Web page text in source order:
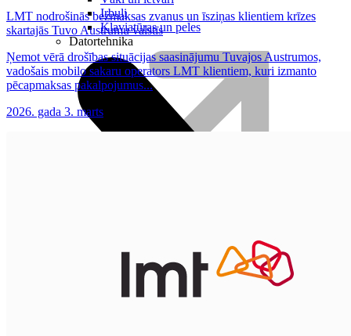
Irbuļi
Klaviatūras un peles
Datortehnika
LMT nodrošinās bezmaksas zvanus un īsziņas klientiem krīzes
skartajās Tuvo Austrumu valstīs
Ņemot vērā drošības situācijas saasinājumu Tuvajos Austrumos,
vadošais mobilo sakaru operators LMT klientiem, kuri izmanto
pēcapmaksas pakalpojumus...
2026. gada 3. marts